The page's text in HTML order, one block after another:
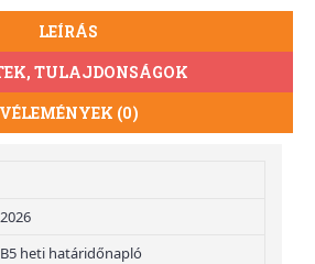
LEÍRÁS
TULAJDONSÁGOK
VÉLEMÉNYEK (0)
2026
B5 heti határidőnapló